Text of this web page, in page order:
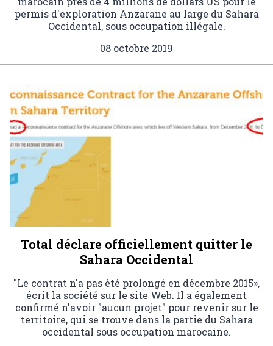
permis d'exploration Anzarane au large du Sahara
Occidental, sous occupation illégale.
08 octobre 2019
Total déclare officiellement quitter le
Sahara Occidental
"Le contrat n'a pas été prolongé en décembre 2015»,
écrit la société sur le site Web. Il a également
confirmé n'avoir "aucun projet" pour revenir sur le
territoire, qui se trouve dans la partie du Sahara
occidental sous occupation marocaine.